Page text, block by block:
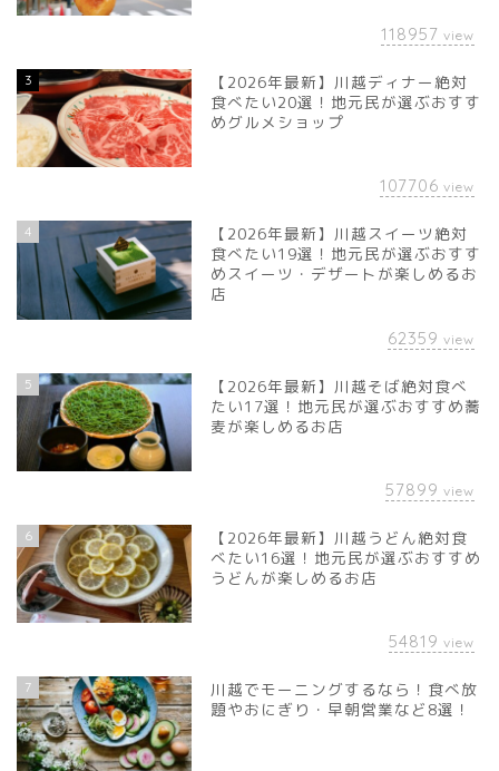
118957 view
3
【2026年最新】川越ディナー絶対
食べたい20選！地元民が選ぶおすす
めグルメショップ
107706 view
4
【2026年最新】川越スイーツ絶対
食べたい19選！地元民が選ぶおすす
めスイーツ・デザートが楽しめるお
店
62359 view
5
【2026年最新】川越そば絶対食べ
たい17選！地元民が選ぶおすすめ蕎
麦が楽しめるお店
57899 view
6
【2026年最新】川越うどん絶対食
べたい16選！地元民が選ぶおすすめ
うどんが楽しめるお店
54819 view
7
川越でモーニングするなら！食べ放
題やおにぎり・早朝営業など8選！